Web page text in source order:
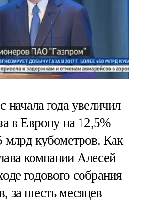
начала года увеличил
в Европу на 12,5%
млрд кубометров. Как
компании Алесей
годового собрания
за шесть месяцев